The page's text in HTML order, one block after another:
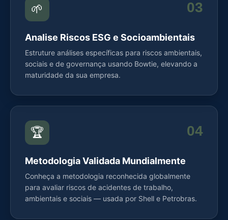
🌱
Analise Riscos ESG e Socioambientais
Estruture análises específicas para riscos ambientais,
sociais e de governança usando Bowtie, elevando a
maturidade da sua empresa.
03
🏆
Metodologia Validada Mundialmente
Conheça a metodologia reconhecida globalmente
para avaliar riscos de acidentes de trabalho,
ambientais e sociais — usada por Shell e Petrobras.
04